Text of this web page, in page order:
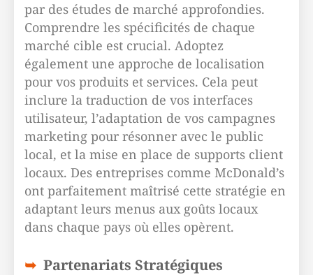
par des études de marché approfondies.
Comprendre les spécificités de chaque
marché cible est crucial. Adoptez
également une approche de localisation
pour vos produits et services. Cela peut
inclure la traduction de vos interfaces
utilisateur, l’adaptation de vos campagnes
marketing pour résonner avec le public
local, et la mise en place de supports client
locaux. Des entreprises comme McDonald’s
ont parfaitement maîtrisé cette stratégie en
adaptant leurs menus aux goûts locaux
dans chaque pays où elles opèrent.
Partenariats Stratégiques